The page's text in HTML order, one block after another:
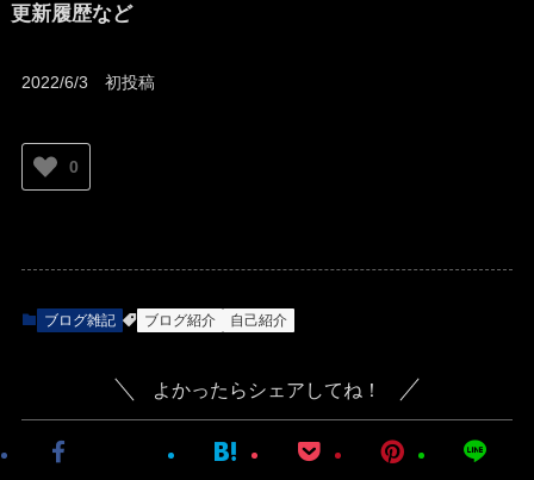
更新履歴など
2022/6/3 初投稿
0
ブログ雑記 ブログ紹介 自己紹介
よかったらシェアしてね！